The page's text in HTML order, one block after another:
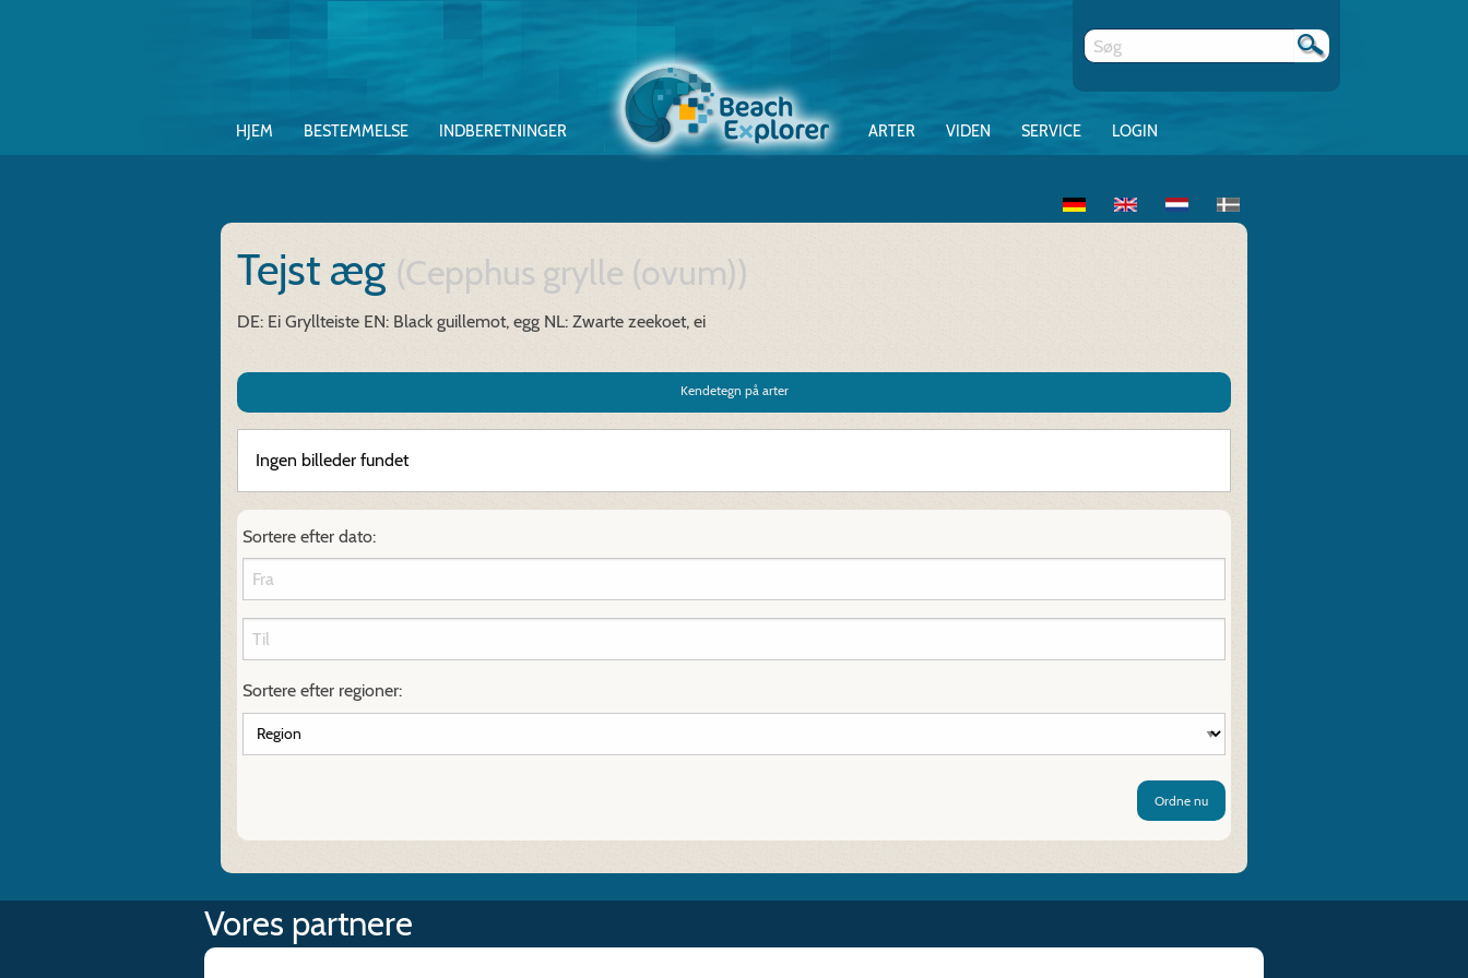
HJEM BESTEMMELSE INDBERETNINGER ARTER VIDEN SERVICE LOGIN
Tejst æg (Cepphus grylle (ovum))
DE: Ei Gryllteiste EN: Black guillemot, egg NL: Zwarte zeekoet, ei
Kendetegn på arter
Ingen billeder fundet
Sortere efter dato:
Sortere efter regioner:
Ordne nu
Vores partnere